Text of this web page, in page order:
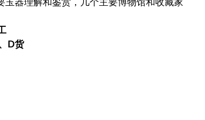
器理解和鉴赏，几个主要博物馆和收藏家
D货